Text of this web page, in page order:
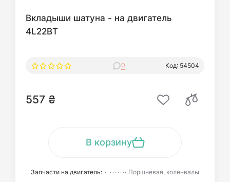
Вкладыши шатуна - на двигатель
4L22BT
0 Код: 54504
557 ₴
В корзину
Запчасти на двигатель: Поршневая, коленвалы